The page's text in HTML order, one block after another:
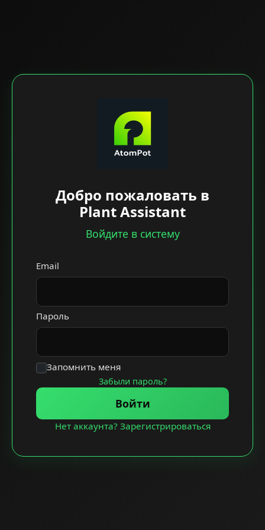
Добро пожаловать в
Plant Assistant
Войдите в систему
Email
Пароль
Запомнить меня
Забыли пароль?
Войти
Нет аккаунта? Зарегистрироваться